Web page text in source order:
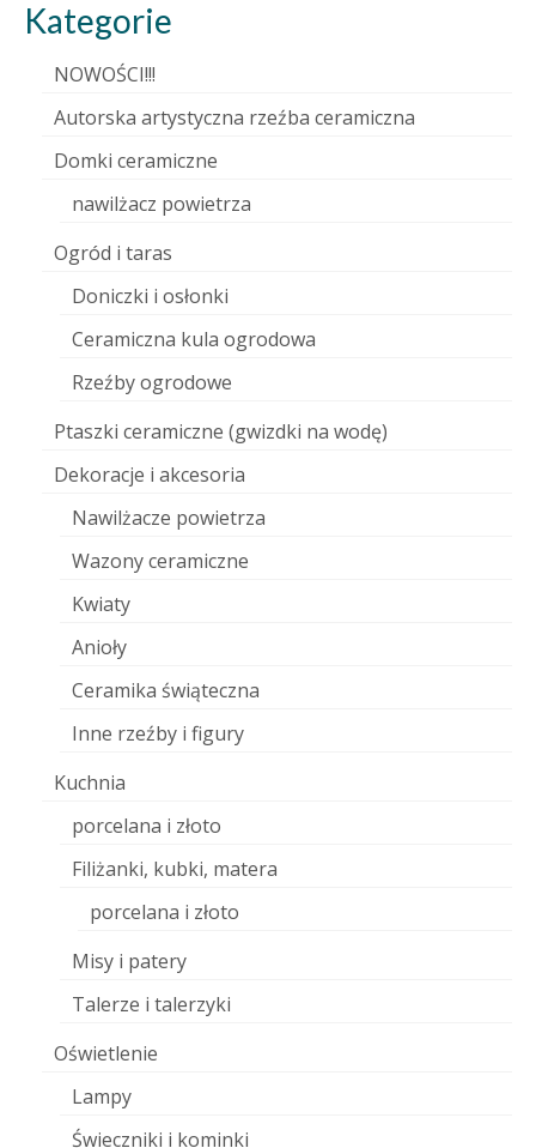
Kategorie
NOWOŚCI!!!
Autorska artystyczna rzeźba ceramiczna
Domki ceramiczne
nawilżacz powietrza
Ogród i taras
Doniczki i osłonki
Ceramiczna kula ogrodowa
Rzeźby ogrodowe
Ptaszki ceramiczne (gwizdki na wodę)
Dekoracje i akcesoria
Nawilżacze powietrza
Wazony ceramiczne
Kwiaty
Anioły
Ceramika świąteczna
Inne rzeźby i figury
Kuchnia
porcelana i złoto
Filiżanki, kubki, matera
porcelana i złoto
Misy i patery
Talerze i talerzyki
Oświetlenie
Lampy
Świeczniki i kominki